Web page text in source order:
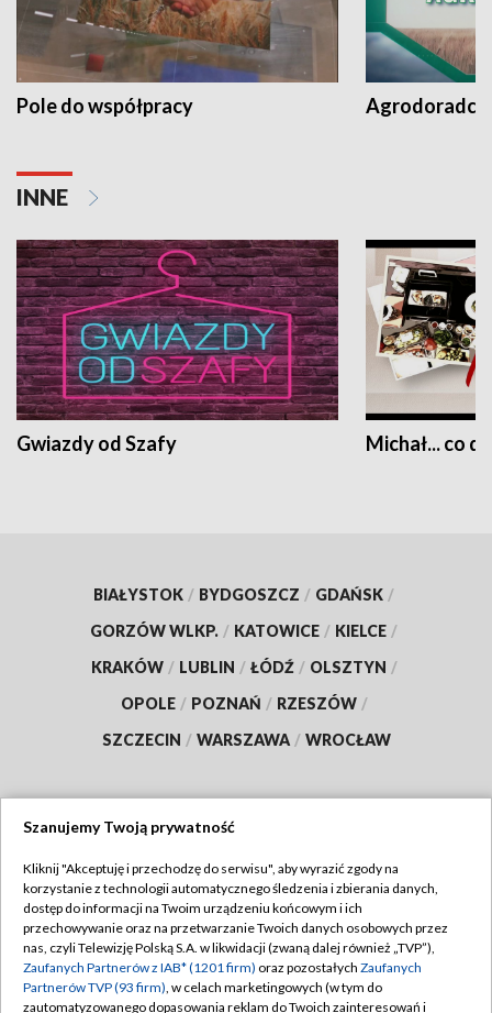
Pole do współpracy Agrodoradcy
INNE
Gwiazdy od Szafy Michał... co
BIAŁYSTOK / BYDGOSZCZ / GDAŃSK /
GORZÓW WLKP. / KATOWICE / KIELCE /
KRAKÓW / LUBLIN / ŁÓDŹ / OLSZTYN /
OPOLE / POZNAŃ / RZESZÓW /
SZCZECIN / WARSZAWA / WROCŁAW
TVP
Abonament TVP
Emisja w TVP
Centrum informacji TVP
Regulamin TVP
Polityka prywatności
Moje zgody
Szanujemy Twoją prywatność
Kliknij "Akceptuję i przechodzę do serwisu", aby wyrazić zgody na
korzystanie z technologii automatycznego śledzenia i zbierania danych,
dostęp do informacji na Twoim urządzeniu końcowym i ich
przechowywanie oraz na przetwarzanie Twoich danych osobowych przez
nas, czyli Telewizję Polską S.A. w likwidacji (zwaną dalej również „TVP”),
Zaufanych Partnerów z IAB* (1201 firm) oraz pozostałych Zaufanych
Partnerów TVP (93 firm), w celach marketingowych (w tym do
zautomatyzowanego dopasowania reklam do Twoich zainteresowań i